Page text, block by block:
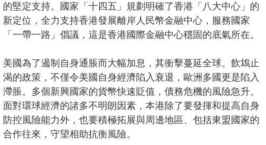
的堅定支持。國家「十四五」規劃明確了香港「八大中心」的
新定位，全力支持香港發展離岸人民幣金融中心，服務國家
「一帶一路」倡議，這是香港國際金融中心穩固的底氣所在。
美國為了遏制自身通脹而大幅加息，其衝擊蔓延全球。飲鴆止
渴的政策，不僅令美國自身經濟陷入衰退，歐洲多國更是陷入
滯脹。多個新興國家的貨幣快速貶值，債務危機的風險急升。
面對環球經濟的諸多不明朗因素，本港除了要發揮和提高自身
防控風險能力外，也要積極拓展與周邊地區、包括東盟國家的
合作往來，守望相助抗衡風險。